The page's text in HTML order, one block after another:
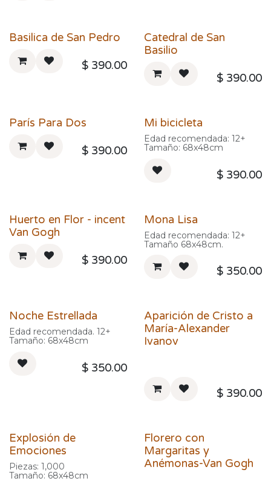
Basilica de San Pedro
$ 390.00
Catedral de San
Basilio
$ 390.00
París Para Dos
$ 390.00
Mi bicicleta
Edad recomendada: 12+
Tamaño: 68x48cm
$ 390.00
Huerto en Flor - incent
Van Gogh
$ 390.00
Mona Lisa
Edad recomendada: 12+
Tamaño 68x48cm.
$ 350.00
Noche Estrellada
Edad recomendada. 12+
Tamaño: 68x48cm
$ 350.00
Aparición de Cristo a
María-Alexander
Ivanov
$ 390.00
Explosión de
Emociones
Piezas: 1,000
Tamaño: 68x48cm
Florero con
Margaritas y
Anémonas-Van Gogh